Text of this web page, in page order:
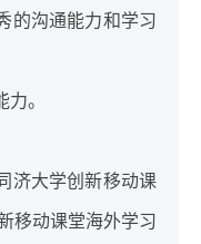
的沟通能力和学习
。
济大学创新移动课
移动课堂海外学习